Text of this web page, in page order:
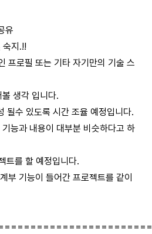
유
숙지.!!
프로필 또는 기타 자기만의 기술 스
생각 입니다.
될수 있도록 시간 조율 예정입니다.
능과 내용이 대부분 비슷하다고 하
트를 할 예정입니다.
기능이 들어간 프로젝트를 같이